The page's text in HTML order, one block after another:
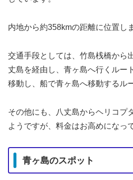
内地から約358kmの距離に位置し
交通手段としては、竹島桟橋から
丈島を経由し、青ヶ島へ行くルー
移動し、船で青ヶ島へ移動するル
その他にも、八丈島からヘリコプ
ようですが、料金はお高めになっ
青ヶ島のスポット